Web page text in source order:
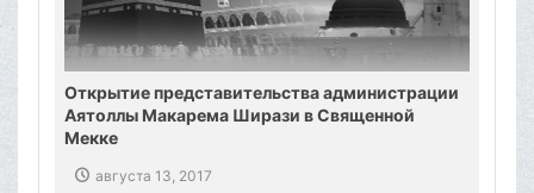
Открытие представительства администрации
Аятоллы Макарема Ширази в Священной
Мекке
августа 13, 2017